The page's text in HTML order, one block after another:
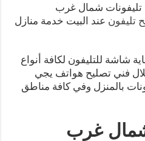
شمال غرب
تليفون عند البيت خدمة منازل
شاشة للتليفون لكافة أنواع
فني تصليح هواتف يجي
بالمنزل وفي كافة مناطق
غرب